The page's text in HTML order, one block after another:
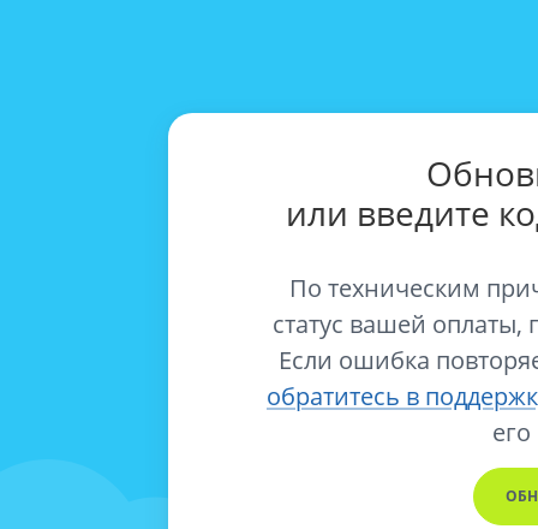
или введите
По техническим
статус вашей оплаты,
Если ошибка
обратитесь в
его